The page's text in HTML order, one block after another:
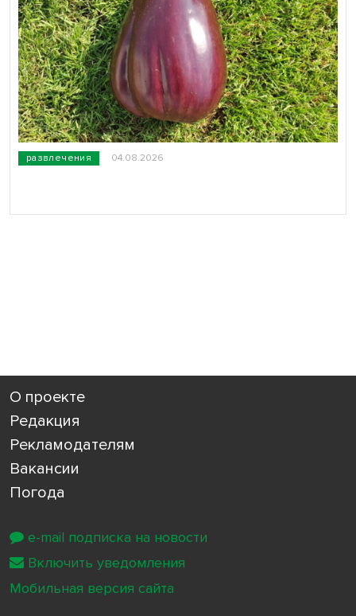
развлечения 04.08.2026
О проекте
Редакция
Рекламодателям
Вакансии
Погода
e-mail подписка на новости
Включить уведомления
Мобильная версия сайта